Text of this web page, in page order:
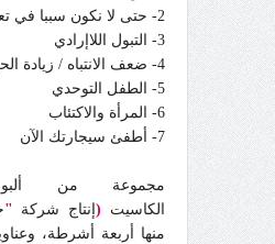
2- حتى لا نكون سببا في تعاسة أبنائنا
3- التبول اللاإرادي
4- ضعف الانتباه / زيادة الحركة عند الأطفال
5- الطفل التوحدي
6- المرأة والاكتئاب
7- أطفئ سيجارتك الآن
مجموعة من
الكاسيت (إنتاج شركة "
منها أربعة أشرطة،